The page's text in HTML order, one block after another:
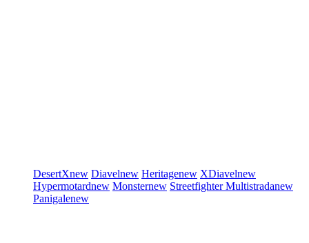
DesertXnew Diavelnew Heritagenew XDiavelnew
Hypermotardnew Monsternew StreetfighterMultistradanew
Panigalenew